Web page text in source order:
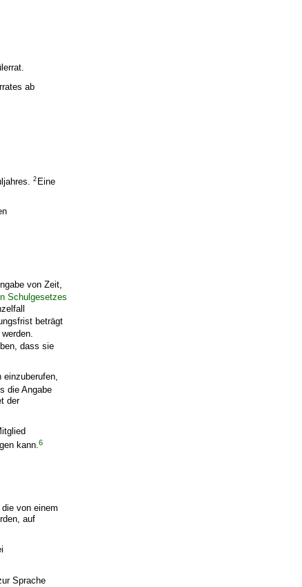
ab
2 Eine
von Zeit,
Schulgesetzes
beträgt
dass sie
die Angabe
der
kann.6
von einem
auf
Sprache